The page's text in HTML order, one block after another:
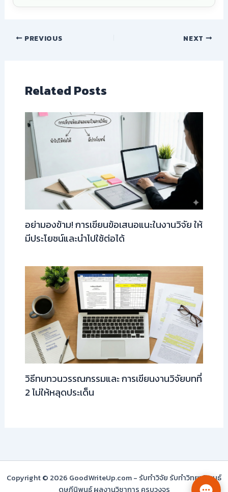
PREVIOUS NEXT
Related Posts
อย่ามองข้าม! การเขียนข้อเสนอแนะในงานวิจัย ให้
มีประโยชน์และนำไปใช้ต่อได้
วิธีทบทวนวรรณกรรมและ การเขียนงานวิจัยบทที่
2 ไม่ให้หลุดประเด็น
Copyright © 2026 GoodWriteUp.com - รับทำวิจัย รับทำวิทยานิพนธ์
ดุษฎีนิพนธ์ ผลงานวิชาการ ครบวงจร